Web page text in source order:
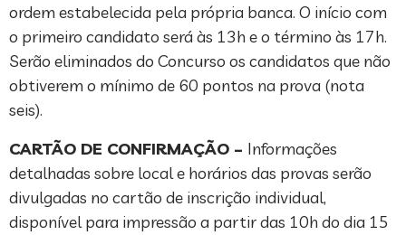
ordem estabelecida pela própria banca. O início com
o primeiro candidato será às 13h e o término às 17h.
Serão eliminados do Concurso os candidatos que não
obtiverem o mínimo de 60 pontos na prova (nota
seis).
CARTÃO DE CONFIRMAÇÃO – Informações
detalhadas sobre local e horários das provas serão
divulgadas no cartão de inscrição individual,
disponível para impressão a partir das 10h do dia 15